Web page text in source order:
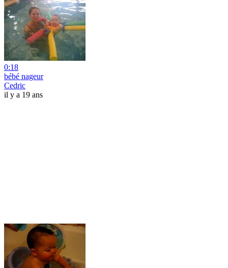
0:18
bébé nageur
Cedric
il y a 19 ans